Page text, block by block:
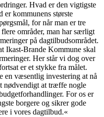
Hvad er den vigtigste
er kommunens største
for når man er tre
områder, man har særligt
på dagtilbudsområdet.
Ikast-Brande Kommune skal
Her står vi dog over
er et stykke fra målet.
en væsentlig investering at nå
nødvendigt at træffe nogle
For os er
borgere og sikrer gode
i vores dagtilbud.«